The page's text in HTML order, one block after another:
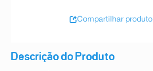
Descrição do Produto
Compartilhar produto